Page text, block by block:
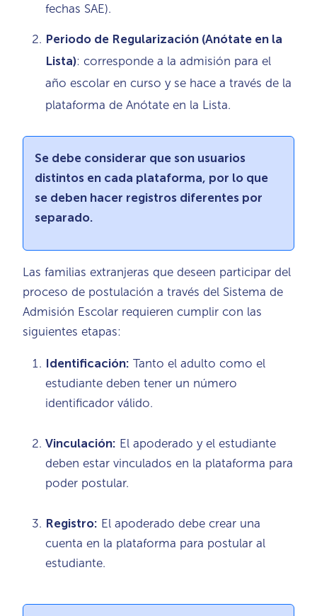
fechas SAE).
Periodo de Regularización (Anótate en la
Lista): corresponde a la admisión para el
año escolar en curso y se hace a través de la
plataforma de Anótate en la Lista.
Se debe considerar que son usuarios
distintos en cada plataforma, por lo que
se deben hacer registros diferentes por
separado.
Las familias extranjeras que deseen participar del
proceso de postulación a través del Sistema de
Admisión Escolar requieren cumplir con las
siguientes etapas:
Identificación: Tanto el adulto como el
estudiante deben tener un número
identificador válido.
Vinculación: El apoderado y el estudiante
deben estar vinculados en la plataforma para
poder postular.
Registro: El apoderado debe crear una
cuenta en la plataforma para postular al
estudiante.